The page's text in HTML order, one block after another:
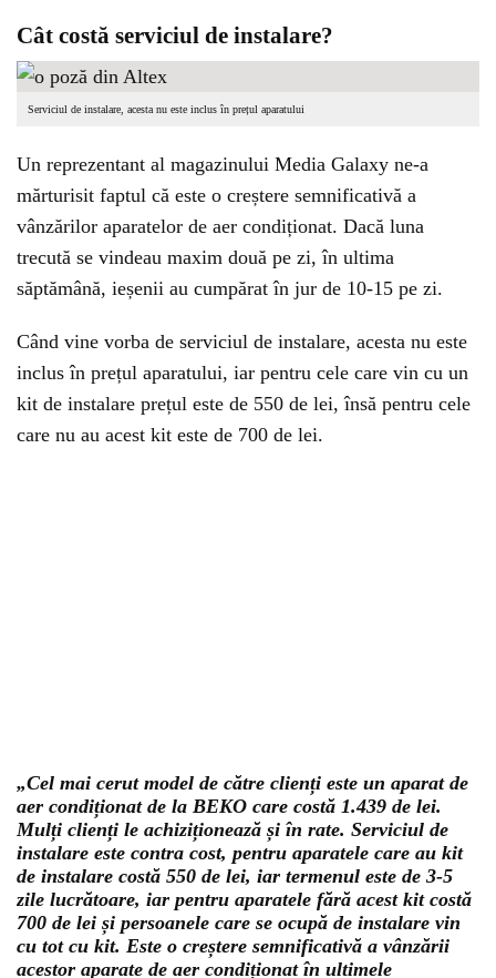
Cât costă serviciul de instalare?
Serviciul de instalare, acesta nu este inclus în prețul aparatului
Un reprezentant al magazinului Media Galaxy ne-a
mărturisit faptul că este o creștere semnificativă a
vânzărilor aparatelor de aer condiționat. Dacă luna
trecută se vindeau maxim două pe zi, în ultima
săptămână, ieșenii au cumpărat în jur de 10-15 pe zi.
Când vine vorba de serviciul de instalare, acesta nu este
inclus în prețul aparatului, iar pentru cele care vin cu un
kit de instalare prețul este de 550 de lei, însă pentru cele
care nu au acest kit este de 700 de lei.
„Cel mai cerut model de către clienți este un aparat de
aer condiționat de la BEKO care costă 1.439 de lei.
Mulți clienți le achiziționează și în rate. Serviciul de
instalare este contra cost, pentru aparatele care au kit
de instalare costă 550 de lei, iar termenul este de 3-5
zile lucrătoare, iar pentru aparatele fără acest kit costă
700 de lei și persoanele care se ocupă de instalare vin
cu tot cu kit. Este o creștere semnificativă a vânzării
acestor aparate de aer condiționat în ultimele